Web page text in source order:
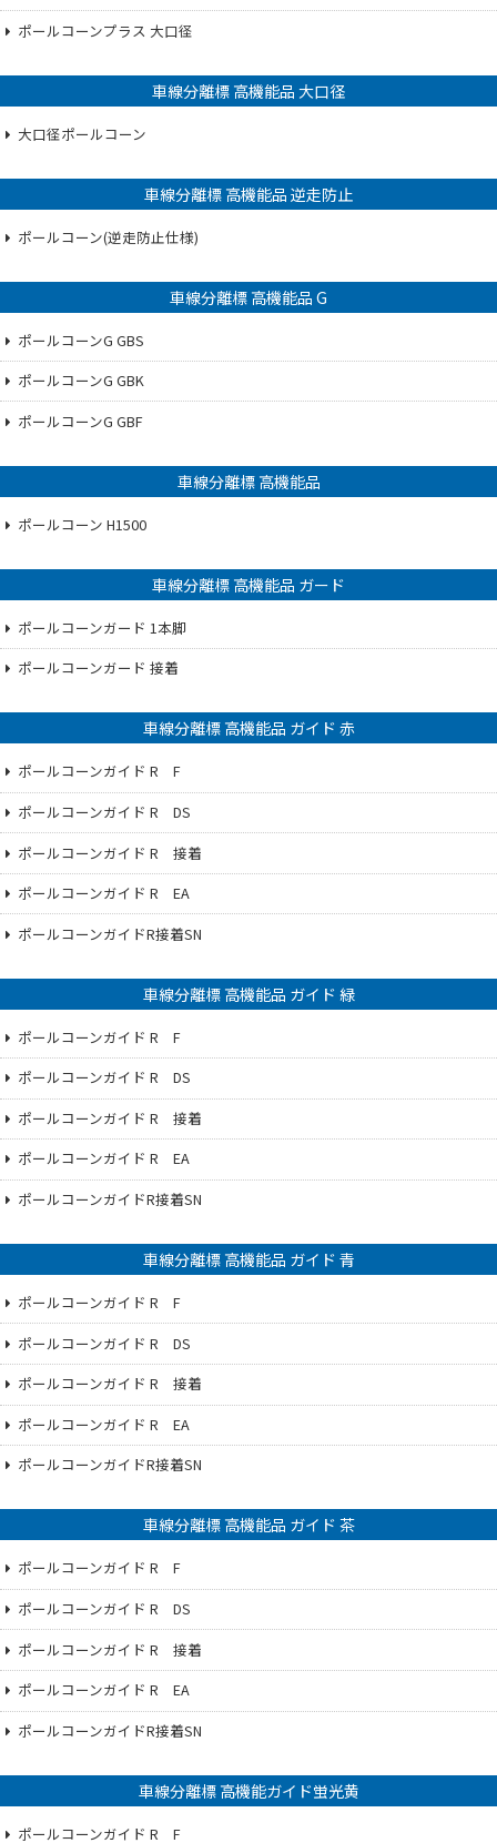
ポールコーンプラス 大口径
車線分離標 高機能品 大口径
大口径ポールコーン
車線分離標 高機能品 逆走防止
ポールコーン(逆走防止仕様)
車線分離標 高機能品 G
ポールコーンG GBS
ポールコーンG GBK
ポールコーンG GBF
車線分離標 高機能品
ポールコーン H1500
車線分離標 高機能品 ガード
ポールコーンガード 1本脚
ポールコーンガード 接着
車線分離標 高機能品 ガイド 赤
ポールコーンガイド R F
ポールコーンガイド R DS
ポールコーンガイド R 接着
ポールコーンガイド R EA
ポールコーンガイドR接着SN
車線分離標 高機能品 ガイド 緑
ポールコーンガイド R F
ポールコーンガイド R DS
ポールコーンガイド R 接着
ポールコーンガイド R EA
ポールコーンガイドR接着SN
車線分離標 高機能品 ガイド 青
ポールコーンガイド R F
ポールコーンガイド R DS
ポールコーンガイド R 接着
ポールコーンガイド R EA
ポールコーンガイドR接着SN
車線分離標 高機能品 ガイド 茶
ポールコーンガイド R F
ポールコーンガイド R DS
ポールコーンガイド R 接着
ポールコーンガイド R EA
ポールコーンガイドR接着SN
車線分離標 高機能ガイド蛍光黄
ポールコーンガイド R F